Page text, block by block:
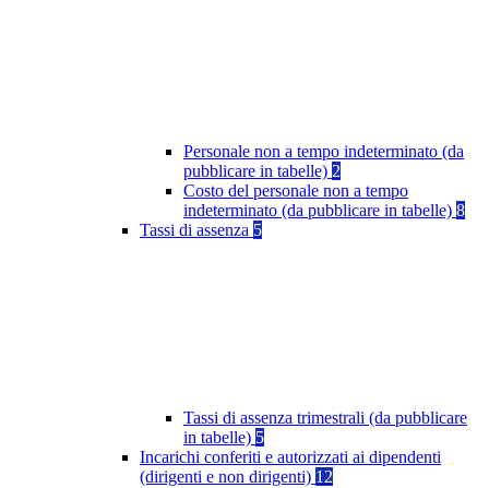
Personale non a tempo indeterminato (da
pubblicare in tabelle) 2
Costo del personale non a tempo
indeterminato (da pubblicare in tabelle) 8
Tassi di assenza 5
Tassi di assenza trimestrali (da pubblicare
in tabelle) 5
Incarichi conferiti e autorizzati ai dipendenti
(dirigenti e non dirigenti) 12